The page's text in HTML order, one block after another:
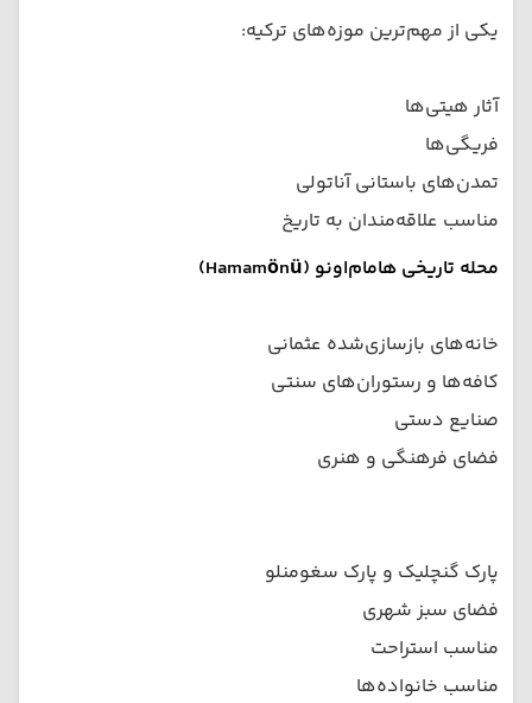
یکی از مهم‌ترین موزه‌های ترکیه:
آثار هیتی‌ها
فریگی‌ها
تمدن‌های باستانی آناتولی
مناسب علاقه‌مندان به تاریخ
محله تاریخی هامام‌اونو (Hamamönü)
خانه‌های بازسازی‌شده عثمانی
کافه‌ها و رستوران‌های سنتی
صنایع دستی
فضای فرهنگی و هنری
پارک گنچلیک و پارک سغومنلو
فضای سبز شهری
مناسب استراحت
مناسب خانواده‌ها